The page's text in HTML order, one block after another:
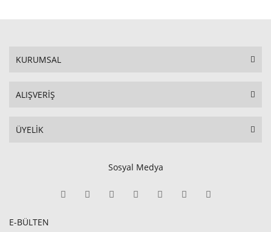
KURUMSAL
ALIŞVERİŞ
ÜYELİK
Sosyal Medya
E-BÜLTEN